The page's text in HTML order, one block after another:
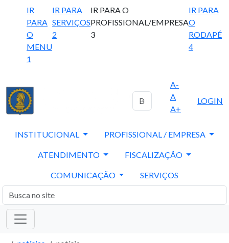
IR
PARA
O
MENU
1
IR PARA
SERVIÇOS
2
IR PARA O
PROFISSIONAL/EMPRESA
3
IR PARA
O
RODAPÉ
4
A-
A
A+
LOGIN
INSTITUCIONAL PROFISSIONAL / EMPRESA
ATENDIMENTO FISCALIZAÇÃO
COMUNICAÇÃO SERVIÇOS